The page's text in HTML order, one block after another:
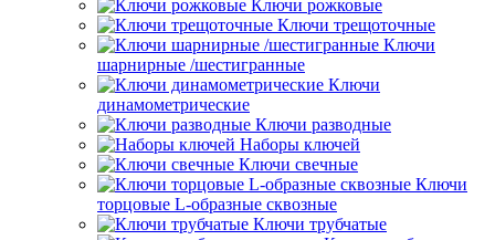
Ключи рожковые
Ключи трещоточные
Ключи
шарнирные /шестигранные
Ключи
динамометрические
Ключи разводные
Наборы ключей
Ключи свечные
Ключи
торцовые L-образные сквозные
Ключи трубчатые